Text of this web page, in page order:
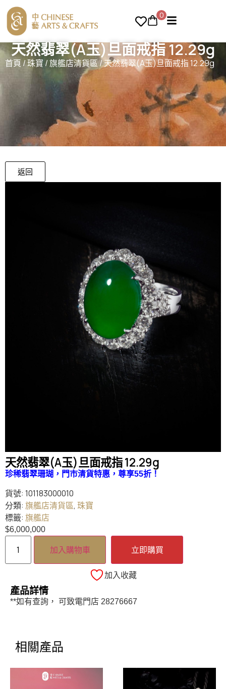
0
天然翡翠(A玉)旦面戒指 12.29g
首頁 /珠寶 /旗艦店清貨區/ 天然翡翠(A玉)旦面戒指 12.29g
返回
天然翡翠(A玉)旦面戒指 12.29g
珍稀翡翠珊瑚，門市清貨特惠， 尊享55折 ！
貨號: 101183000010
分類: 旗艦店清貨區, 珠寶
標籤: 旗艦店
$6,000,000
加入購物車 立即購買
加入收藏
產品詳情
**如有查詢， 可致電門店 28276667
相關產品